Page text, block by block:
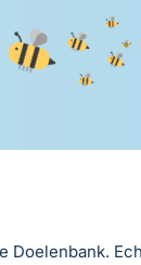
Doelenbank.